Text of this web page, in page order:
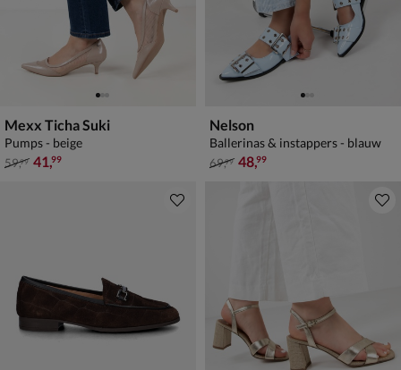
Mexx Ticha Suki
Pumps - beige
van € 59,99 voor € 41,99
59,99 41,99
Nelson
Ballerinas & instappers - blauw
van € 69,99 voor € 48,99
69,99 48,99